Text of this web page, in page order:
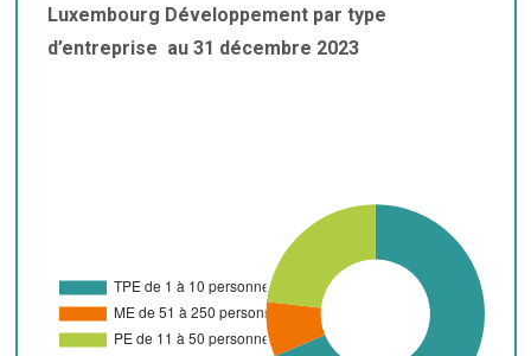
Luxembourg Développement par type
d’entreprise au 31 décembre 2023